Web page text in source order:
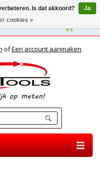
ofEen account aanmaken
Is dat akkoord?
Ja
cookies »